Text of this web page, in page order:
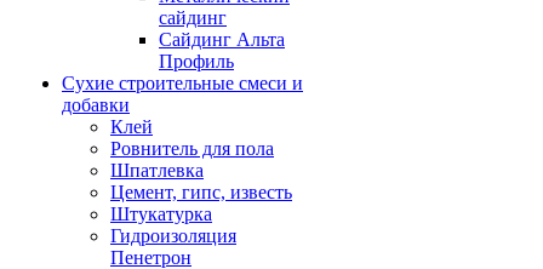
сайдинг
Сайдинг Альта
Профиль
Сухие строительные смеси и
добавки
Клей
Ровнитель для пола
Шпатлевка
Цемент, гипс, известь
Штукатурка
Гидроизоляция
Пенетрон